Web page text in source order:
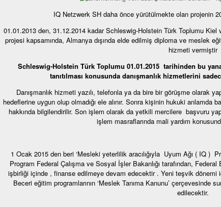
IQ Netzwerk SH daha önce yürütülmekte olan projenin
01.01.2013 den, 31.12.2014 kadar Schleswig-Holstein Türk Toplumu Kiel
projesi kapsamında, Almanya dışında elde edilmiş diploma ve meslek
hizmeti vermiştir
Schleswig-Holstein Türk Toplumu 01.01.2015 tarihinden bu
tanıtılması konusunda danışmanlık hizmetlerini
Danışmanlık hizmeti yazılı, telefonla ya da bire bir görüşme olarak
hedeflerine uygun olup olmadığı ele alınır. Sonra kişinin hukuki anlamda
hakkında bilgilendirilir. Son işlem olarak da yetkili mercilere başvuru
işlem masraflarında mali yardım
1 Ocak 2015 den beri ‘Mesleki yeterlilik aracılığıyla Uyum Ağı ( IQ )
Program Federal Çalışma ve Sosyal İşler Bakanlığı tarafından,
işbirliği içinde , finanse edilmeye devam edecektir . Yeni teşvik dönemi
Beceri eğitim programlarının ‘Meslek Tanıma Kanunu’ çerçevesinde
edilecektir.